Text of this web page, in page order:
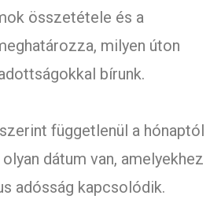
összetétele és a
milyen úton
bírunk.
függetlenül a hónaptól
dátum van, amelyekhez
adósság kapcsolódik.